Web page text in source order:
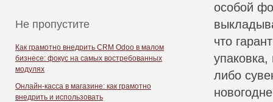
Не пропустите
Как грамотно внедрить CRM Odoo в малом
бизнесе: фокус на самых востребованных
модулях
Онлайн-касса в магазине: как грамотно
внедрить и использовать
особой
что
либо